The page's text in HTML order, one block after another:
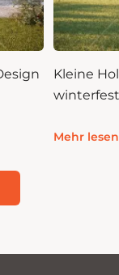
Kleine
Mehr lesen